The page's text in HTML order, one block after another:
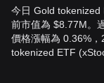
今日 Gold tokenized
前市值為 $8.77M。
價格漲幅為 0.36%
tokenized ETF